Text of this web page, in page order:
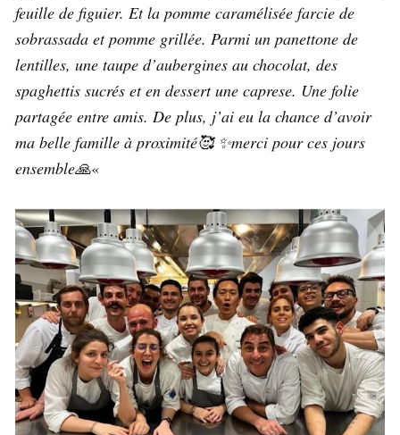
feuille de figuier. Et la pomme caramélisée farcie de
sobrassada et pomme grillée. Parmi un panettone de
lentilles, une taupe d’aubergines au chocolat, des
spaghettis sucrés et en dessert une caprese. Une folie
partagée entre amis. De plus, j’ai eu la chance d’avoir
ma belle famille à proximité🥰 ✨merci pour ces jours
ensemble🙏«